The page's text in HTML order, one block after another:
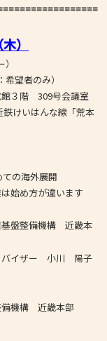
）
者のみ）
３階 309号会議室
はんな線「荒本
海外展開
違います
盤整備機構 近畿本
小川 陽子
構 近畿本部